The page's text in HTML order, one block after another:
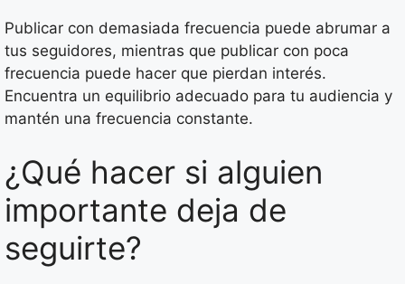
Publicar con demasiada frecuencia puede abrumar a
tus seguidores, mientras que publicar con poca
frecuencia puede hacer que pierdan interés.
Encuentra un equilibrio adecuado para tu audiencia y
mantén una frecuencia constante.
¿Qué hacer si alguien
importante deja de
seguirte?